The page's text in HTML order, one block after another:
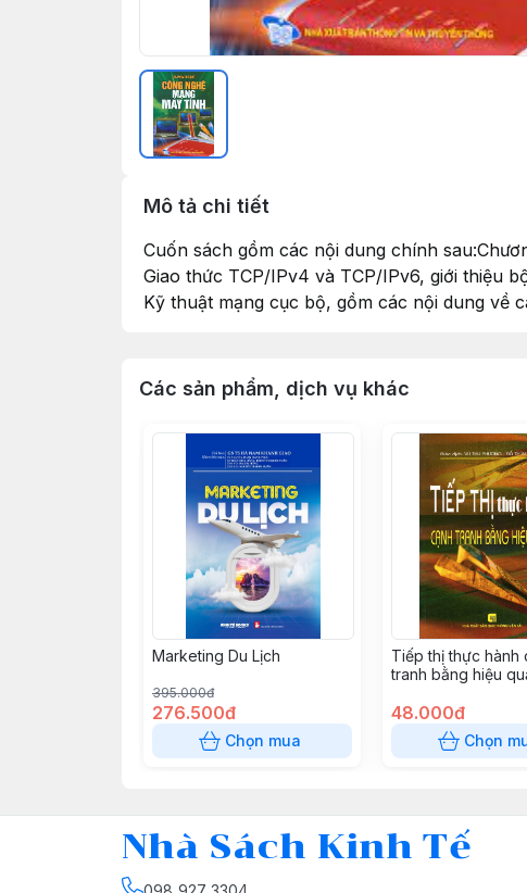
Mô tả chi tiết
Cuốn sách gồm các nội dung chính
Giao thức TCP/IPv4 và TCP/IPv6, giới thiệu
Kỹ thuật mạng cục bộ, gồm các nội dung về
Các sản phẩm, dịch vụ khác
Marketing Du Lịch
395.000đ
276.500đ
Chọn mua
Tiếp thị thực hành
tranh bằng hiệu
48.000đ
Chọn
Nhà Sách Kinh Tế